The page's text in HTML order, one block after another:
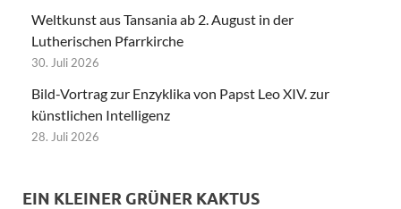
Weltkunst aus Tansania ab 2. August in der
Lutherischen Pfarrkirche
30. Juli 2026
Bild-Vortrag zur Enzyklika von Papst Leo XIV. zur
künstlichen Intelligenz
28. Juli 2026
EIN KLEINER GRÜNER KAKTUS